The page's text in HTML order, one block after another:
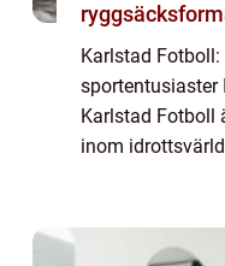
Karlstad
sportentusiaster
Karlstad Fotboll
inom